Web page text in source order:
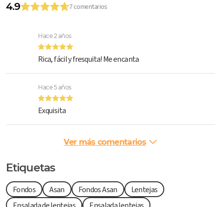
4.9
7 comentarios
Hace 2 años
Rica, fácil y fresquita! Me encanta
Hace 5 años
Exquisita
Ver más comentarios
Etiquetas
Fondos Asan Fondos Asan
Lentejas